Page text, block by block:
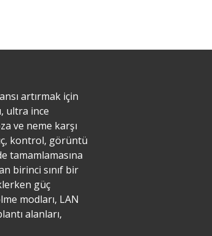
artırmak için
ultra ince
ve neme karşı
kontrol, görüntü
tamamlamasına
birinci sınıf bir
güç
modları, LAN
alanları,